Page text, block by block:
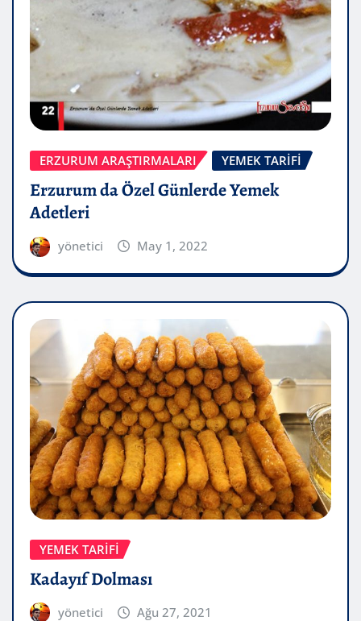
ERZURUM ARAŞTIRMALARI YEMEK TARIFI
Erzurum da Özel Günlerde Yemek
Adetleri
yönetici May 1, 2022
YEMEK TARIFI
Kadayıf Dolması
yönetici Ağu 27, 2021